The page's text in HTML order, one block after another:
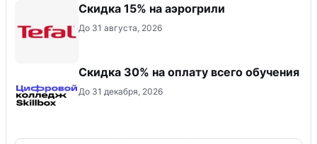
Скидка 15% на аэрогрили
До 31 августа, 2026
Скидка 30% на оплату всего обучения
До 31 декабря, 2026